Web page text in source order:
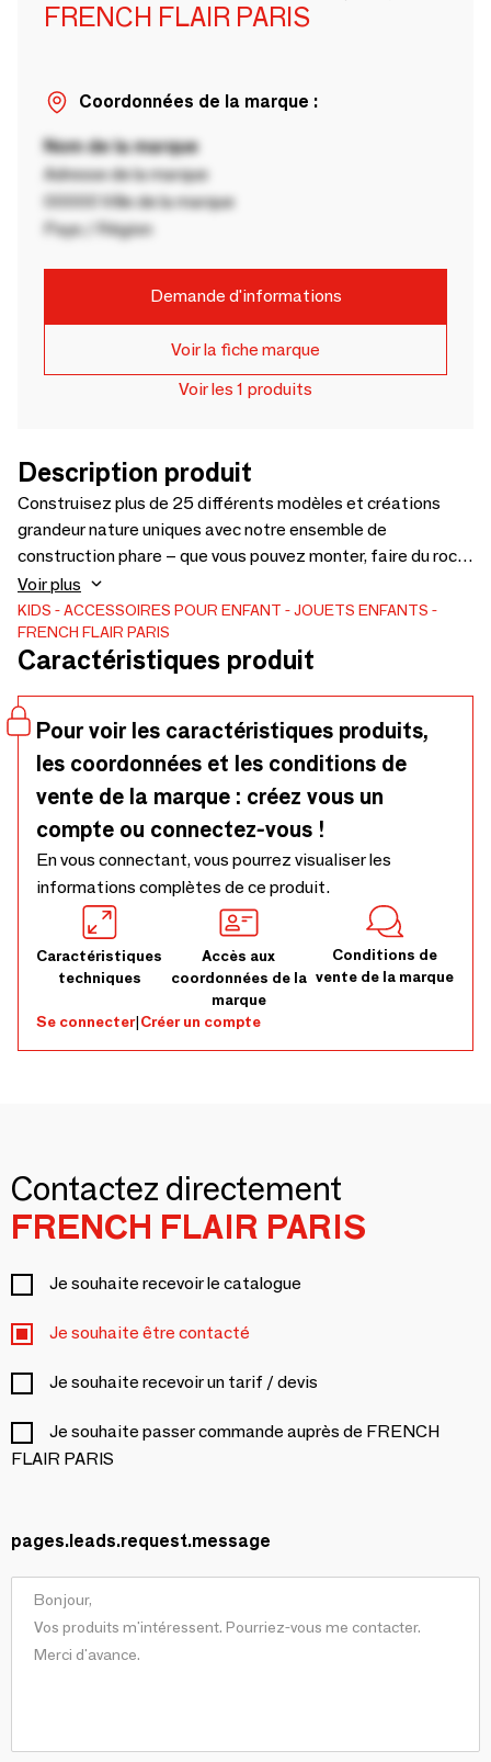
FRENCH FLAIR PARIS
Coordonnées de la marque :
Nom de la marque
Adresse de la marque
00000 Ville de la marque
Pays / Région
Demande d'informations
Voir la fiche marque
Voir les 1 produits
Description produit
Construisez plus de 25 différents modèles et créations
grandeur nature uniques avec notre ensemble de
construction phare – que vous pouvez monter, faire du rock,
rouler, sauter, grimper et équilibrer ! Le Kit Dreamer favorise
le partage entre frères et sœurs et idéal si vous voulez
profiter de possibilités créatives infinies. Construisez une
marche à pied pour votre tout-petit pendant que votre aîné
défier votre ingénieur intérieur – comme une cuisine de jeu
ou un toboggan intérieur.
Voir plus
KIDS ACCESSOIRES POUR ENFANT
JOUETS ENFANTS
FRENCH FLAIR PARIS
Caractéristiques produit
Pour voir les caractéristiques produits,
les coordonnées et les conditions de
vente de la marque : créez vous un
compte ou connectez-vous !
En vous connectant, vous pourrez visualiser les
informations complètes de ce produit.
Caractéristiques
techniques
Accès aux
coordonnées de la
marque
Conditions de
vente de la marque
Se connecter|Créer un compte
Contactez directement
FRENCH FLAIR PARIS
Je souhaite recevoir le catalogue
Je souhaite être contacté
Je souhaite recevoir un tarif / devis
Je souhaite passer commande auprès de FRENCH
FLAIR PARIS
pages.leads.request.message